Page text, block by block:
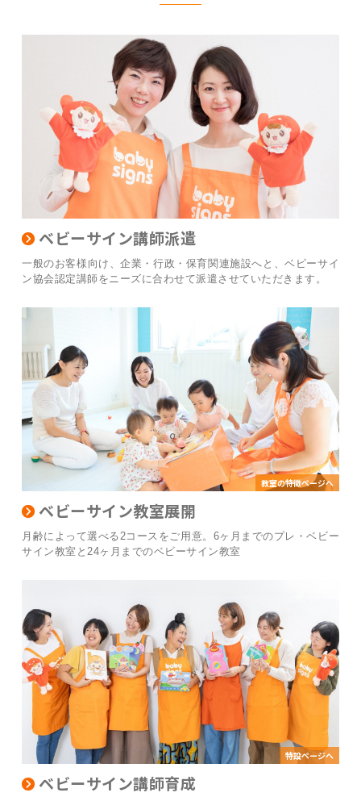
ベビーサイン講師派遣
一般のお客様向け、企業・行政・保育関連施設へと、ベビーサイ
ン協会認定講師をニーズに合わせて派遣させていただきます。
教室の特徴ページへ
ベビーサイン教室展開
月齢によって選べる2コースをご用意。6ヶ月までのプレ・ベビー
サイン教室と24ヶ月までのベビーサイン教室
特設ページへ
ベビーサイン講師育成